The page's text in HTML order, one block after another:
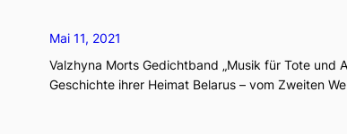
Mai 11, 2021
Valzhyna Morts Gedichtband „Musik für Tote und
Geschichte ihrer Heimat Belarus – vom Zweiten